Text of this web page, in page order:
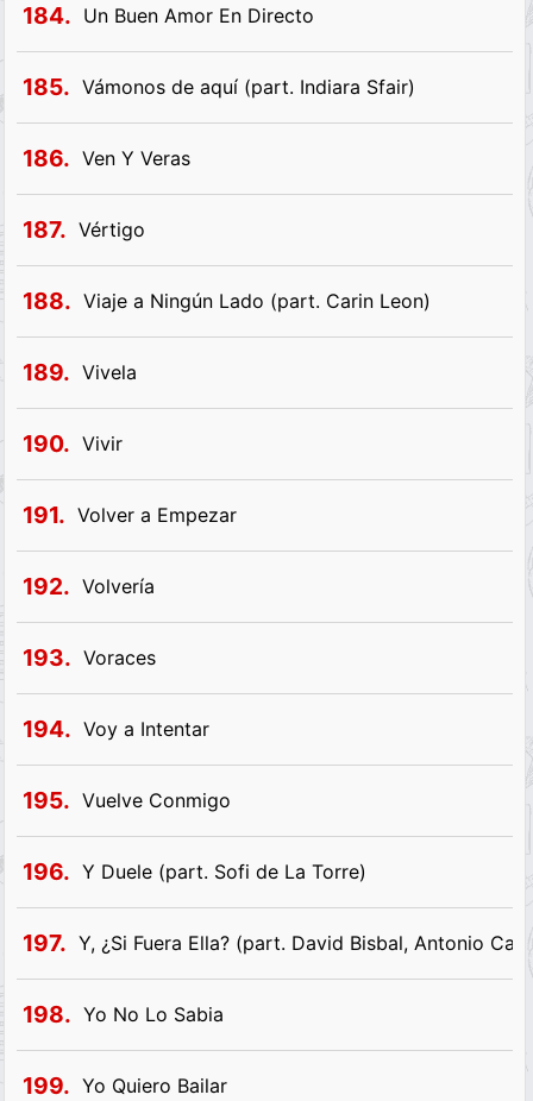
184. Un Buen Amor En Directo
185. Vámonos de aquí (part. Indiara Sfair)
186. Ven Y Veras
187. Vértigo
188. Viaje a Ningún Lado (part. Carin Leon)
189. Vivela
190. Vivir
191. Volver a Empezar
192. Volvería
193. Voraces
194. Voy a Intentar
195. Vuelve Conmigo
196. Y Duele (part. Sofi de La Torre)
197. Y, ¿Si Fuera Ella? (part. David Bisbal, Antonio
198. Yo No Lo Sabia
199. Yo Quiero Bailar